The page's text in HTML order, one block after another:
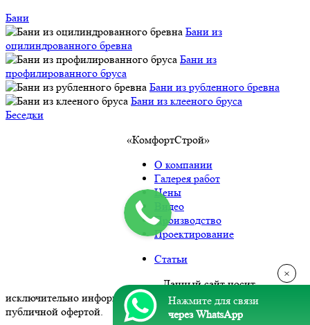
Бани
Бани из
оцилиндрованного бревна
Бани из
профилированного бруса
Бани из рубленного бревна
Бани из клееного бруса
Беседки
«КомфортСтрой»
О компании
Галерея работ
Цены
Видео
Производство
Проектирование
Статьи
Политика конфиденциальности. Данный сайт носит
исключительно информационный характер и не является
публичной офертой.
Нажмите для связи
через WhatsApp
×